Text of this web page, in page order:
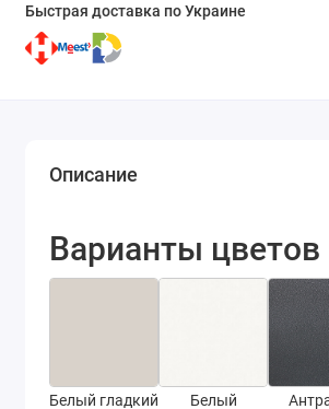
Быстрая доставка по Украине
Описание
Варианты цветов
Белый гладкий
Белый